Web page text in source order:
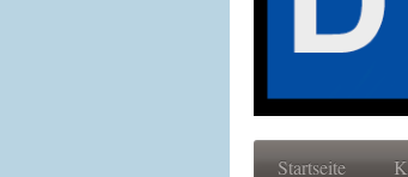
Startseite